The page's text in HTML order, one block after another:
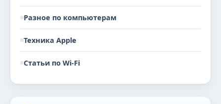
Разное по компьютерам
Техника Apple
Статьи по Wi-Fi